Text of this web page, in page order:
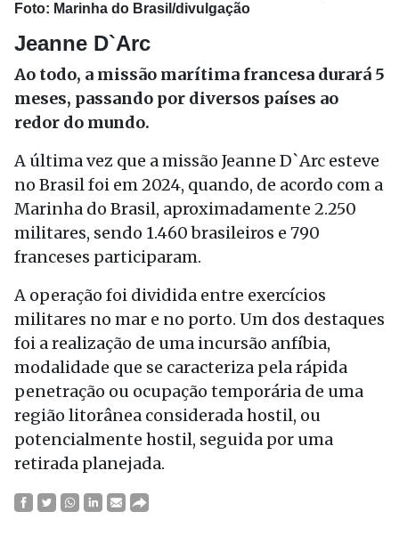
Foto: Marinha do Brasil/divulgação
Jeanne D`Arc
Ao todo, a missão marítima francesa durará 5
meses, passando por diversos países ao
redor do mundo.
A última vez que a missão Jeanne D`Arc esteve
no Brasil foi em 2024, quando, de acordo com a
Marinha do Brasil, aproximadamente 2.250
militares, sendo 1.460 brasileiros e 790
franceses participaram.
A operação foi dividida entre exercícios
militares no mar e no porto. Um dos destaques
foi a realização de uma incursão anfíbia,
modalidade que se caracteriza pela rápida
penetração ou ocupação temporária de uma
região litorânea considerada hostil, ou
potencialmente hostil, seguida por uma
retirada planejada.